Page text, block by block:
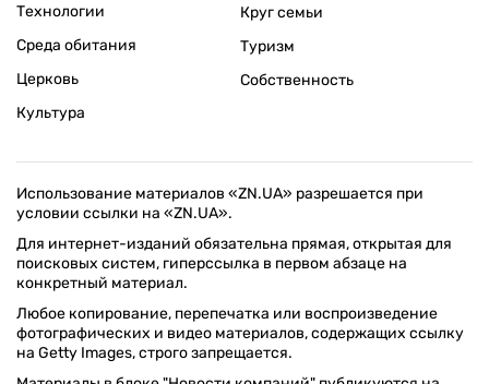
Технологии
Среда обитания
Церковь
Культура
Круг семьи
Туризм
Собственность
Использование материалов «ZN.UA» разрешается при
условии ссылки на «ZN.UA».
Для интернет-изданий обязательна прямая, открытая для
поисковых систем, гиперссылка в первом абзаце на
конкретный материал.
Любое копирование, перепечатка или воспроизведение
фотографических и видео материалов, содержащих ссылку
на Getty Images, строго запрещается.